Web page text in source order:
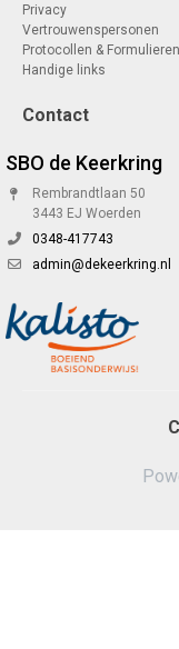
Privacy
Vertrouwenspersonen
Protocollen & Formulieren
Handige links
Contact
SBO de Keerkring
Rembrandtlaan 50
3443 EJ Woerden
0348-417743
admin@dekeerkring.nl